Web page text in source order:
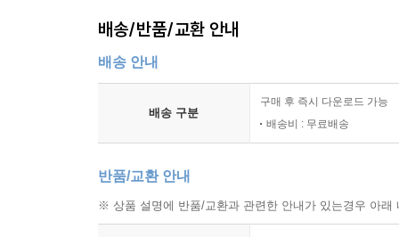
배송/반품/교환 안내
배송 안내
배송 구분
구매 후 즉시 다운로드 가능
배송비 : 무료배송
반품/교환 안내
※ 상품 설명에 반품/교환과 관련한 안내가 있는경우 아